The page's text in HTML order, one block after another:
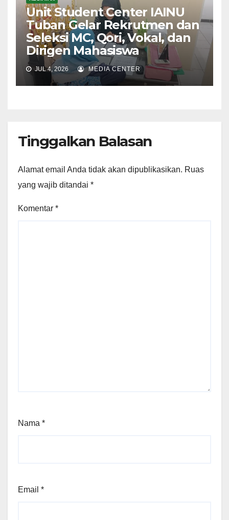
Unit Student Center IAINU
Tuban Gelar Rekrutmen dan
Seleksi MC, Qori, Vokal, dan
Dirigen Mahasiswa
JUL 4, 2026 MEDIA CENTER
Tinggalkan Balasan
Alamat email Anda tidak akan dipublikasikan. Ruas
yang wajib ditandai *
Komentar *
Nama *
Email *